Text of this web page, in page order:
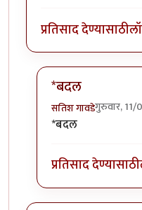
प्रतिसाद देण्यासाठी
*बदल
सतिश गावडेगुरुवार, 11/
In reply to
*बदल
प्रतिसाद देण्यासाठी